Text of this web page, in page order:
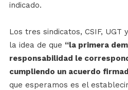
indicado.
Los tres sindicatos, CSIF, UGT
la idea de que “la primera
responsabilidad le
cumpliendo un acuerdo
que esperamos es el